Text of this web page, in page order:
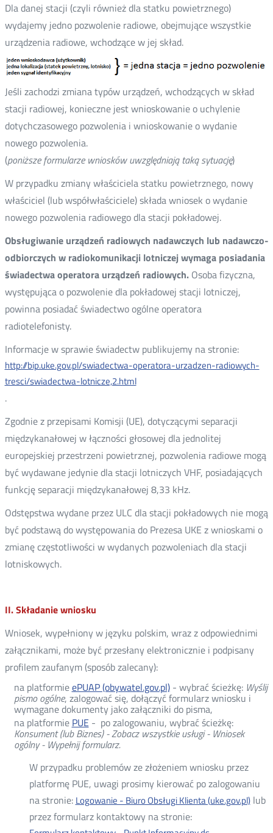
Dla danej stacji (czyli również dla statku powietrznego)
wydajemy jedno pozwolenie radiowe, obejmujące wszystkie
urządzenia radiowe, wchodzące w jej skład.
Jeśli zachodzi zmiana typów urządzeń, wchodzących w skład
stacji radiowej, konieczne jest wnioskowanie o uchylenie
dotychczasowego pozwolenia i wnioskowanie o wydanie
nowego pozwolenia.
(poniższe formularze wniosków uwzględniają taką sytuację)
W przypadku zmiany właściciela statku powietrznego, nowy
właściciel (lub współwłaściciele) składa wniosek o wydanie
nowego pozwolenia radiowego dla stacji pokładowej.
Obsługiwanie urządzeń radiowych nadawczych lub nadawczo-
odbiorczych w radiokomunikacji lotniczej wymaga posiadania
świadectwa operatora urządzeń radiowych.Osoba fizyczna,
występująca o pozwolenie dla pokładowej stacji lotniczej,
powinna posiadać świadectwo ogólne operatora
radiotelefonisty.
Informacje w sprawie świadectw publikujemy na stronie:
http://bip.uke.gov.pl/swiadectwa-operatora-urzadzen-radiowych-
tresci/swiadectwa-lotnicze,2.html
.
Zgodnie z przepisami Komisji (UE), dotyczącymi separacji
międzykanałowej w łączności głosowej dla jednolitej
europejskiej przestrzeni powietrznej, pozwolenia radiowe mogą
być wydawane jedynie dla stacji lotniczych VHF, posiadających
funkcję separacji międzykanałowej 8,33 kHz.
Odstępstwa wydane przez ULC dla stacji pokładowych nie mogą
być podstawą do występowania do Prezesa UKE z wnioskami o
zmianę częstotliwości w wydanych pozwoleniach dla stacji
lotniskowych.
II. Składanie wniosku
Wniosek, wypełniony w języku polskim, wraz z odpowiednimi
załącznikami, może być przesłany elektronicznie i podpisany
profilem zaufanym (sposób zalecany):
na platformieePUAP (obywatel.gov.pl)- wybrać ścieżkę: Wyślij
pismo ogólne, zalogować się, dołączyć formularz wniosku i
wymagane dokumenty jako załączniki do pisma,
na platformie PUE - po zalogowaniu, wybrać ścieżkę:
Konsument (lub Biznes) - Zobacz wszystkie usługi - Wniosek
ogólny - Wypełnij formularz.
W przypadku problemów ze złożeniem wniosku przez
platformę PUE, uwagi prosimy kierować po zalogowaniu
na stronie: Logowanie - Biuro Obsługi Klienta (uke.gov.pl)lub
przez formularz kontaktowy na stronie: